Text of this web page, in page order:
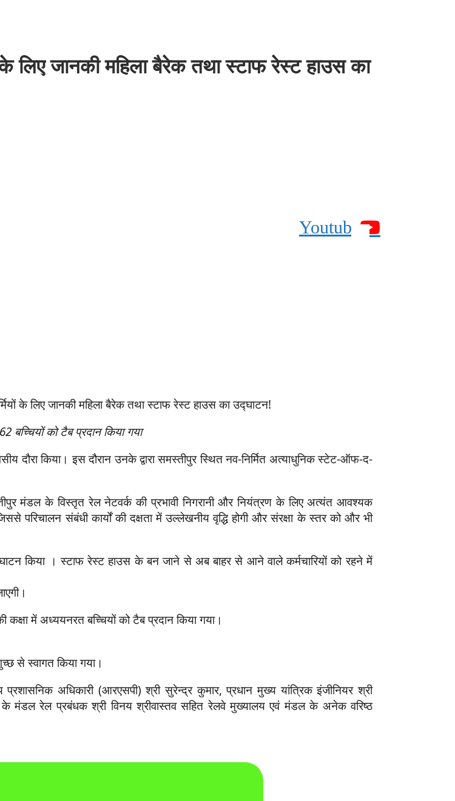
लिए जानकी महिला बैरेक तथा स्टाफ रेस्ट हाउस का
Youtube
के लिए जानकी महिला बैरेक तथा स्टाफ रेस्ट हाउस का उद्घाटन!
बच्चियों को टैब प्रदान किया गया
दौरा किया। इस दौरान उनके द्वारा समस्तीपुर स्थित नव-निर्मित अत्याधुनिक स्टेट-ऑफ-द-
मंडल के विस्तृत रेल नेटवर्क की प्रभावी निगरानी और नियंत्रण के लिए अत्यंत आवश्यक
संबंधी कार्यों की दक्षता में उल्लेखनीय वृद्धि होगी और संरक्षा के स्तर को और भी
किया । स्टाफ रेस्ट हाउस के बन जाने से अब बाहर से आने वाले कर्मचारियों को रहने में
में अध्ययनरत बच्चियों को टैब प्रदान किया गया।
से स्वागत किया गया।
अधिकारी (आरएसपी) श्री सुरेन्द्र कुमार, प्रधान मुख्य यांत्रिक इंजीनियर श्री
मंडल रेल प्रबंधक श्री विनय श्रीवास्तव सहित रेलवे मुख्यालय एवं मंडल के अनेक वरिष्ठ